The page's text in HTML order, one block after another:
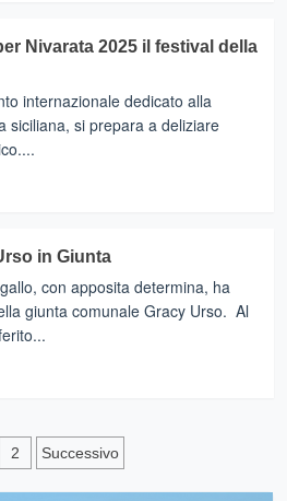
Nivarata 2025 il festival della
internazionale dedicato alla
siciliana, si prepara a deliziare
in Giunta
con apposita determina, ha
giunta comunale Gracy Urso. Al
2 Successivo